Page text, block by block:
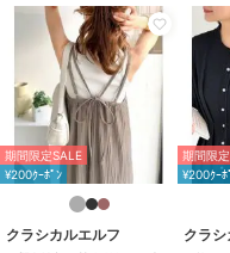
@milybilet_official（mily
【公式 TikTok】
@classicalelf_official
※ご覧のモニター環境により
ます。
期間限定セール開催中
期間限定SALE
¥200ｸｰﾎﾟﾝ
クラシカルエルフ
期間限
¥200ｸｰﾎ
クラ